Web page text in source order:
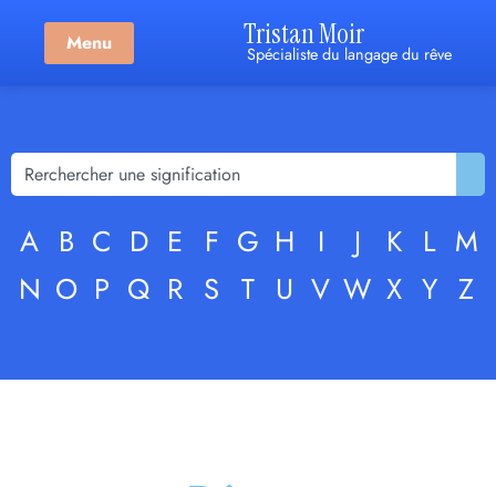
Menu Tristan Moir
Spécialiste du langage du rêve
A B C D E F G H I J K L M
N O P Q R S T U V W X Y Z